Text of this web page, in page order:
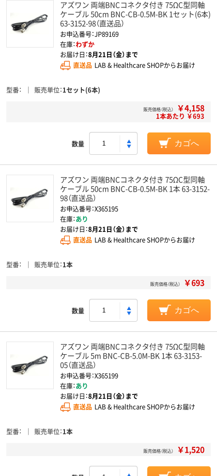
アズワン 両端BNCコネクタ付き 75ΩC型同軸
ケーブル 50cm BNC-CB-0.5M-BK 1セット(6本)
63-3152-98（直送品）
お申込番号：JP89169
在庫：わずか
お届け日：8月21日（金）まで
直送品 LAB & Healthcare SHOPからお届け
型番 販売単位 1セット(6本)
販売価格（税込） ￥4,158
1本あたり ￥693
数量 カゴへ
アズワン 両端BNCコネクタ付き 75ΩC型同軸
ケーブル 50cm BNC-CB-0.5M-BK 1本 63-3152-
98（直送品）
お申込番号：X365195
在庫：あり
お届け日：8月21日（金）まで
直送品 LAB & Healthcare SHOPからお届け
型番 販売単位 1本
販売価格（税込） ￥693
数量 カゴへ
アズワン 両端BNCコネクタ付き 75ΩC型同軸
ケーブル 5m BNC-CB-5.0M-BK 1本 63-3153-
05（直送品）
お申込番号：X365199
在庫：あり
お届け日：8月21日（金）まで
直送品 LAB & Healthcare SHOPからお届け
型番 販売単位 1本
販売価格（税込） ￥1,520